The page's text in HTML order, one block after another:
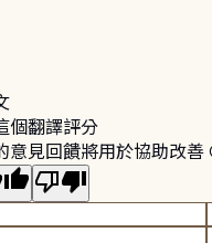
個翻譯評分
意見回饋將用於協助改